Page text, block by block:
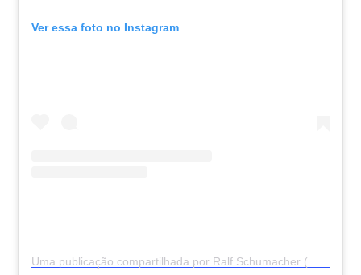
Ver essa foto no Instagram